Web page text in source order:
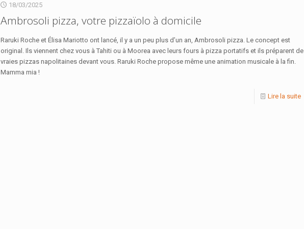
18/03/2025
Ambrosoli pizza, votre pizzaïolo à domicile
Raruki Roche et Élisa Mariotto ont lancé, il y a un peu plus d’un an, Ambrosoli pizza. Le concept est
original. Ils viennent chez vous à Tahiti ou à Moorea avec leurs fours à pizza portatifs et ils préparent de
vraies pizzas napolitaines devant vous. Raruki Roche propose même une animation musicale à la fin.
Mamma mia !
Lire la suite